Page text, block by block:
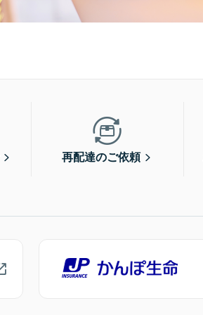
再配達のご依頼